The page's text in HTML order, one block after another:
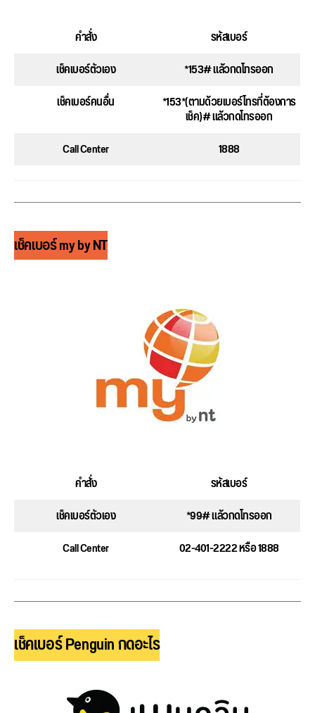
คำสั่ง
รหัสเบอร์
เช็คเบอร์ตัวเอง
*153# แล้วกดโทรออก
เช็คเบอร์คนอื่น
*153*(ตามด้วยเบอร์โทรที่ต้องการ
เช็ค)# แล้วกดโทรออก
Call Center
1888
เช็คเบอร์ my by NT
คำสั่ง
รหัสเบอร์
เช็คเบอร์ตัวเอง
*99# แล้วกดโทรออก
Call Center
02-401-2222 หรือ 1888
เช็คเบอร์ Penguin กดอะไร